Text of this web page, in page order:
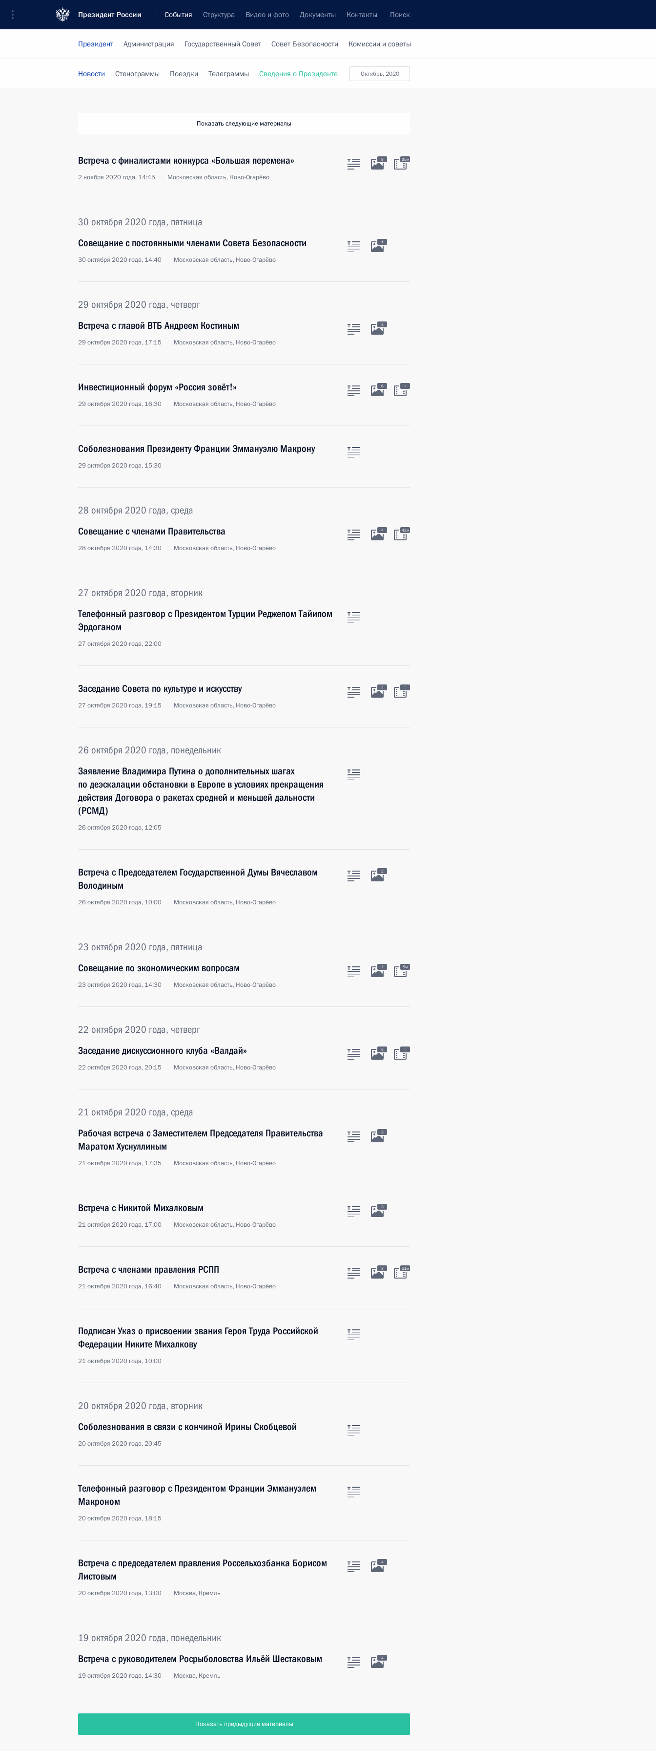
Президент России События Структура Видео и фото Документы Контакты Поиск
Президент Администрация Государственный Совет Совет Безопасности Комиссии и советы
октябрь, 2020
Новости Стенограммы Поездки Телеграммы Сведения о Президенте
Показать следующие материалы
Встреча с финалистами конкурса «Большая перемена»
2 ноября 2020 года, 14:45 Московская область, Ново-Огарёво
8 35м
30 октября 2020 года, пятница
Совещание с постоянными членами Совета Безопасности
30 октября 2020 года, 14:40 Московская область, Ново-Огарёво
1
29 октября 2020 года, четверг
Встреча с главой ВТБ Андреем Костиным
29 октября 2020 года, 17:15 Московская область, Ново-Огарёво
3
Инвестиционный форум «Россия зовёт!»
29 октября 2020 года, 16:30 Московская область, Ново-Огарёво
6 :
Соболезнования Президенту Франции Эммануэлю Макрону
29 октября 2020 года, 15:30
28 октября 2020 года, среда
Совещание с членами Правительства
28 октября 2020 года, 14:30 Московская область, Ново-Огарёво
4 42м
27 октября 2020 года, вторник
Телефонный разговор с Президентом Турции Реджепом Тайипом
Эрдоганом
27 октября 2020 года, 22:00
Заседание Совета по культуре и искусству
27 октября 2020 года, 19:15 Московская область, Ново-Огарёво
4 :
26 октября 2020 года, понедельник
Заявление Владимира Путина о дополнительных шагах
по деэскалации обстановки в Европе в условиях прекращения
действия Договора о ракетах средней и меньшей дальности
(РСМД)
26 октября 2020 года, 12:05
Встреча с Председателем Государственной Думы Вячеславом
Володиным
26 октября 2020 года, 10:00 Московская область, Ново-Огарёво
2
23 октября 2020 года, пятница
Совещание по экономическим вопросам
23 октября 2020 года, 14:30 Московская область, Ново-Огарёво
2 5м
22 октября 2020 года, четверг
Заседание дискуссионного клуба «Валдай»
22 октября 2020 года, 20:15 Московская область, Ново-Огарёво
5 :
21 октября 2020 года, среда
Рабочая встреча с Заместителем Председателя Правительства
Маратом Хуснуллиным
21 октября 2020 года, 17:35 Московская область, Ново-Огарёво
3
Встреча с Никитой Михалковым
21 октября 2020 года, 17:00 Московская область, Ново-Огарёво
3
Встреча с членами правления РСПП
21 октября 2020 года, 16:40 Московская область, Ново-Огарёво
3 51м
Подписан Указ о присвоении звания Героя Труда Российской
Федерации Никите Михалкову
21 октября 2020 года, 10:00
20 октября 2020 года, вторник
Соболезнования в связи с кончиной Ирины Скобцевой
20 октября 2020 года, 20:45
Телефонный разговор с Президентом Франции Эммануэлем
Макроном
20 октября 2020 года, 18:15
Встреча с председателем правления Россельхозбанка Борисом
Листовым
20 октября 2020 года, 13:00 Москва, Кремль
4
19 октября 2020 года, понедельник
Встреча с руководителем Росрыболовства Ильёй Шестаковым
19 октября 2020 года, 14:30 Москва, Кремль
4
Показать предыдущие материалы